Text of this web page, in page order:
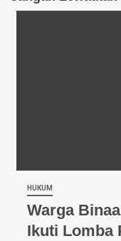
HUKUM
Warga
Ikuti Lomba